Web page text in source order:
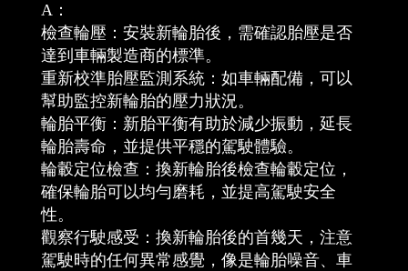
A：
檢查輪壓：安裝新輪胎後，需確認胎壓是否
達到車輛製造商的標準。
重新校準胎壓監測系統：如車輛配備，可以
幫助監控新輪胎的壓力狀況。
輪胎平衡：新胎平衡有助於減少振動，延長
輪胎壽命，並提供平穩的駕駛體驗。
輪轂定位檢查：換新輪胎後檢查輪轂定位，
確保輪胎可以均勻磨耗，並提高駕駛安全
性。
觀察行駛感受：換新輪胎後的首幾天，注意
駕駛時的任何異常感覺，像是輪胎噪音、車